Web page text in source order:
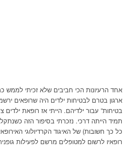
אחד הרעיונות הכי חביבים שלא זכיתי לממש
ארגון בטרם לבטיחות ילדים היה שרופאים
בטיחות” עבור ילדיהם. הייתי אז רופאת ילדים
תמיד הייתה דרכי. נזכרתי בסיפור הזה
כל כך חשובות) של האיגוד הקרדיולוגי
רופאיו לרשום למטופלים מרשם לפעילות